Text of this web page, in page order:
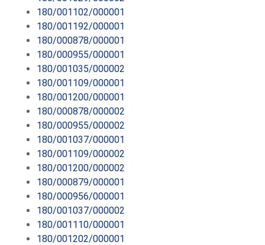
180/001102/000001
180/001192/000001
180/000878/000001
180/000955/000001
180/001035/000002
180/001109/000001
180/001200/000001
180/000878/000002
180/000955/000002
180/001037/000001
180/001109/000002
180/001200/000002
180/000879/000001
180/000956/000001
180/001037/000002
180/001110/000001
180/001202/000001